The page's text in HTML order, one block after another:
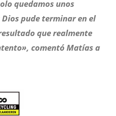
quedamos unos
pude terminar en el
que realmente
comentó Matías a